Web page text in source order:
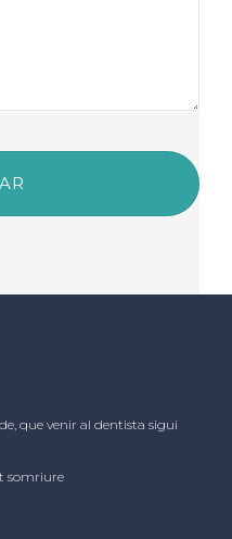
que venir al dentista sigui
somriure